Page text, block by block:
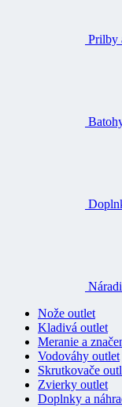
Prilby
Nože outlet
Kladivá outlet
Meranie a
Vodováhy outlet
Skrutkovače
Zvierky outlet
Doplnky a